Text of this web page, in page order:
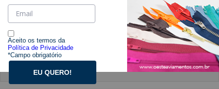
ACESSÓRIOS
BARBATANA
Aceito os termos da
Política de Privacidade
*Campo obrigatório
EU QUERO!